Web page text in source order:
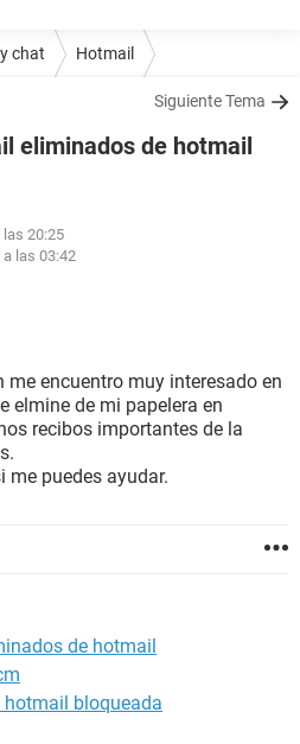
chat Hotmail
Siguiente Tema
eliminados de hotmail
las 20:25
las 03:42
me encuentro muy interesado en
elmine de mi papelera en
recibos importantes de la
puedes ayudar.
de hotmail
hotmail bloqueada